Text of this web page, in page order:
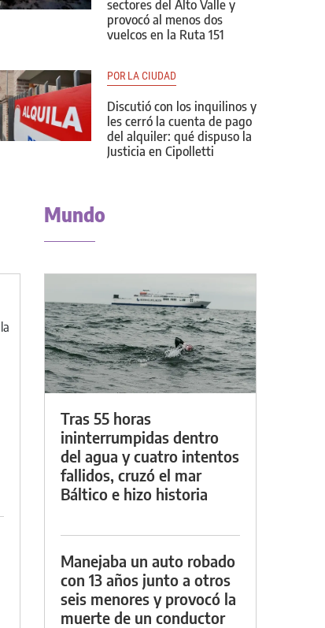
sectores del Alto Valle y
provocó al menos dos
vuelcos en la Ruta 151
POR LA CIUDAD
Discutió con los inquilinos y
les cerró la cuenta de pago
del alquiler: qué dispuso la
Justicia en Cipolletti
Mundo
Tras 55 horas
ininterrumpidas dentro
del agua y cuatro intentos
fallidos, cruzó el mar
Báltico e hizo historia
Manejaba un auto robado
con 13 años junto a otros
seis menores y provocó la
muerte de un conductor